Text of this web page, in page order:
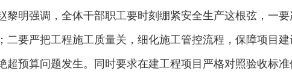
明强调，全体干部职工要时刻绷紧安全生产这根弦，一要
要严把工程施工质量关，细化施工管控流程，保障项目建
预算问题发生。同时要求在建工程项目严格对照验收标